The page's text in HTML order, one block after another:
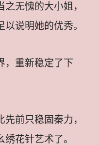
无愧的大小姐，
说明她的优秀。
，重新稳定了下
前只稳固秦力，
花针艺术了。